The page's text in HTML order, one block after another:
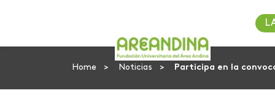
Home Noticias Participa en la